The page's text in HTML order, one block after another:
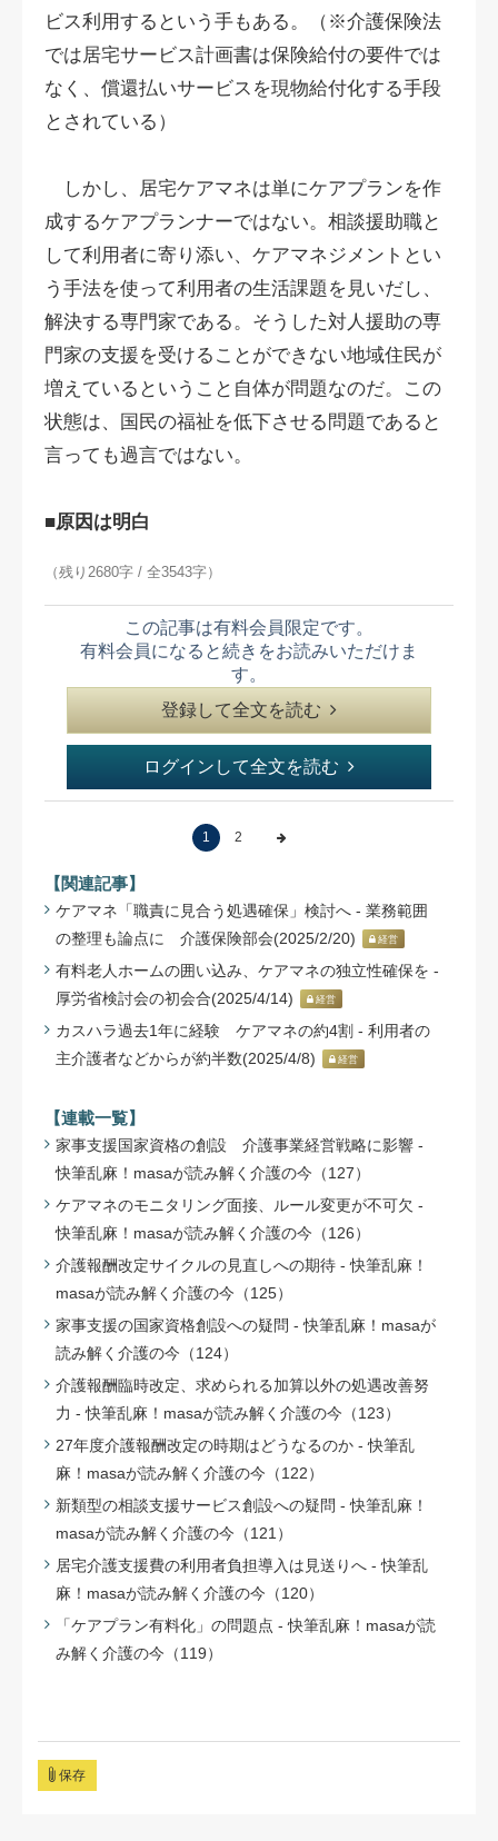
ビス利用するという手もある。（※介護保険法
では居宅サービス計画書は保険給付の要件では
なく、償還払いサービスを現物給付化する手段
とされている）
しかし、居宅ケアマネは単にケアプランを作
成するケアプランナーではない。相談援助職と
して利用者に寄り添い、ケアマネジメントとい
う手法を使って利用者の生活課題を見いだし、
解決する専門家である。そうした対人援助の専
門家の支援を受けることができない地域住民が
増えているということ自体が問題なのだ。この
状態は、国民の福祉を低下させる問題であると
言っても過言ではない。
■原因は明白
（残り2680字 / 全3543字）
この記事は有料会員限定です。
有料会員になると続きをお読みいただけま
す。
登録して全文を読む
ログインして全文を読む
1 2
【関連記事】
ケアマネ「職責に見合う処遇確保」検討へ - 業務範囲
の整理も論点に 介護保険部会(2025/2/20)
経営
有料老人ホームの囲い込み、ケアマネの独立性確保を -
厚労省検討会の初会合(2025/4/14)
経営
カスハラ過去1年に経験 ケアマネの約4割 - 利用者の
主介護者などからが約半数(2025/4/8)
経営
【連載一覧】
家事支援国家資格の創設 介護事業経営戦略に影響 -
快筆乱麻！masaが読み解く介護の今（127）
ケアマネのモニタリング面接、ルール変更が不可欠 -
快筆乱麻！masaが読み解く介護の今（126）
介護報酬改定サイクルの見直しへの期待 - 快筆乱麻！
masaが読み解く介護の今（125）
家事支援の国家資格創設への疑問 - 快筆乱麻！masaが
読み解く介護の今（124）
介護報酬臨時改定、求められる加算以外の処遇改善努
力 - 快筆乱麻！masaが読み解く介護の今（123）
27年度介護報酬改定の時期はどうなるのか - 快筆乱
麻！masaが読み解く介護の今（122）
新類型の相談支援サービス創設への疑問 - 快筆乱麻！
masaが読み解く介護の今（121）
居宅介護支援費の利用者負担導入は見送りへ - 快筆乱
麻！masaが読み解く介護の今（120）
「ケアプラン有料化」の問題点 - 快筆乱麻！masaが読
み解く介護の今（119）
保存